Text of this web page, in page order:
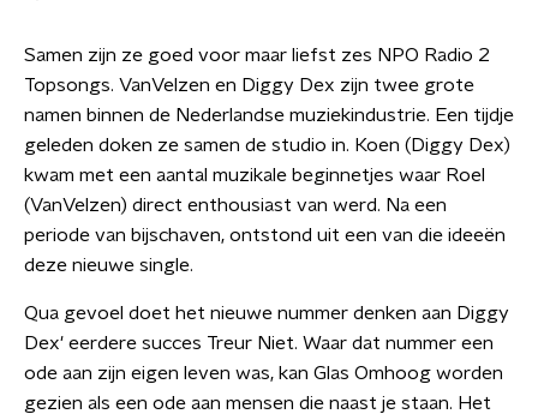
Samen zijn ze goed voor maar liefst zes NPO Radio 2
Topsongs. VanVelzen en Diggy Dex zijn twee grote
namen binnen de Nederlandse muziekindustrie. Een tijdje
geleden doken ze samen de studio in. Koen (Diggy Dex)
kwam met een aantal muzikale beginnetjes waar Roel
(VanVelzen) direct enthousiast van werd. Na een
periode van bijschaven, ontstond uit een van die ideeën
deze nieuwe single.
Qua gevoel doet het nieuwe nummer denken aan Diggy
Dex' eerdere succes Treur Niet. Waar dat nummer een
ode aan zijn eigen leven was, kan Glas Omhoog worden
gezien als een ode aan mensen die naast je staan. Het